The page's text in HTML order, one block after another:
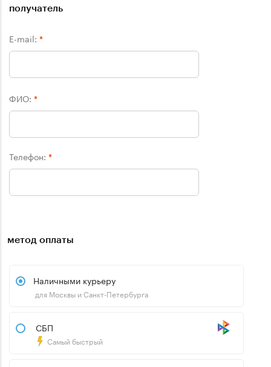
получатель
E-mail: *
ФИО: *
Телефон: *
метод оплаты
Наличными курьеру
для Москвы и Санкт-Петербурга
СБП
Самый быстрый